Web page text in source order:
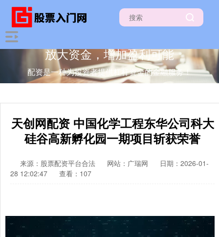
放大资金，增加盈利可能
配资是一种为投资者提供杠杆资金的金融服务！
天创网配资 中国化学工程东华公司科大
硅谷高新孵化园一期项目斩获荣誉
来源：股票配资平台合法 网站：广瑞网
日期：2026-01-
28 12:02:47
查看：107